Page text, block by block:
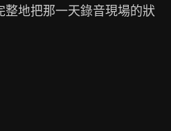
整地把那一天錄音現場的狀